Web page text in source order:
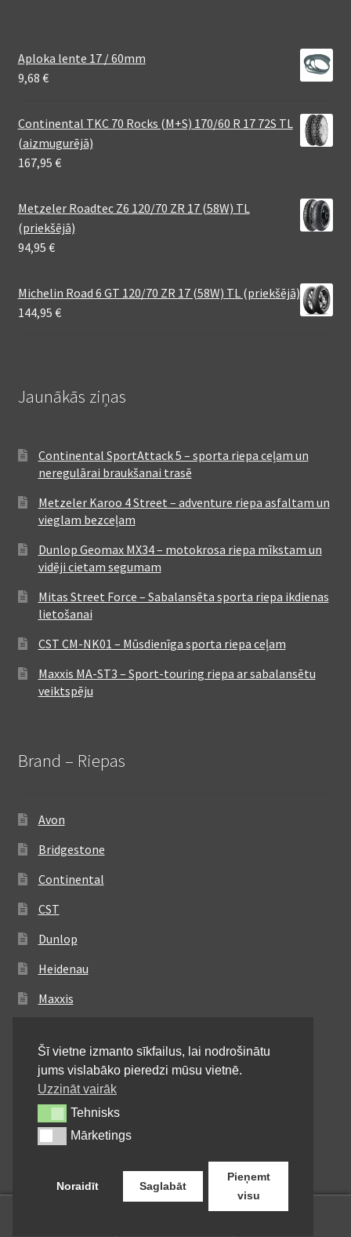
Aploka lente 17 / 60mm
9,68 €
Continental TKC 70 Rocks (M+S) 170/60 R 17 72S TL
(aizmugurējā)
167,95 €
Metzeler Roadtec Z6 120/70 ZR 17 (58W) TL
(priekšējā)
94,95 €
Michelin Road 6 GT 120/70 ZR 17 (58W) TL (priekšējā)
144,95 €
Jaunākās ziņas
Continental SportAttack 5 – sporta riepa ceļam un
neregulārai braukšanai trasē
Metzeler Karoo 4 Street – adventure riepa asfaltam un
vieglam bezceļam
Dunlop Geomax MX34 – motokrosa riepa mīkstam un
vidēji cietam segumam
Mitas Street Force – Sabalansēta sporta riepa ikdienas
lietošanai
CST CM-NK01 – Mūsdienīga sporta riepa ceļam
Maxxis MA-ST3 – Sport-touring riepa ar sabalansētu
veiktspēju
Brand – Riepas
Avon
Bridgestone
Continental
CST
Dunlop
Heidenau
Maxxis
Michelin
Mitas
Pirelli
Shinko
Šī vietne izmanto sīkfailus, lai nodrošinātu
jums vislabāko pieredzi mūsu vietnē.
Uzzināt vairāk
TehnisksTehnisks
MārketingsMārketings
Noraidīt Saglabāt
Pieņemt
visu